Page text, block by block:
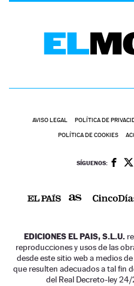
AVISO LEGAL POLÍTICA DE
POLÍTICA DE COOKIES
SÍGUENOS:
EDICIONES EL PAIS, S.L.U.
reproducciones y usos de las
desde este sitio web a medios
que resulten adecuados a tal fin
del Real Decreto-ley